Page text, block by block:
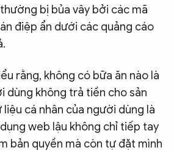
bị bủa vây bởi các mã
điệp ẩn dưới các quảng cáo
rằng, không có bữa ăn nào là
dùng không trả tiền cho sản
cá nhân của người dùng là
web lậu không chỉ tiếp tay
bản quyền mà còn tự đặt mình